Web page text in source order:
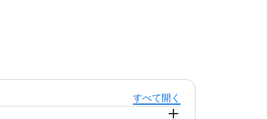
すべて開く